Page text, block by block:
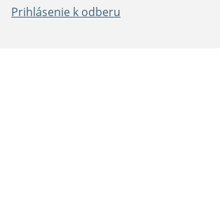
Prihlásenie k odberu